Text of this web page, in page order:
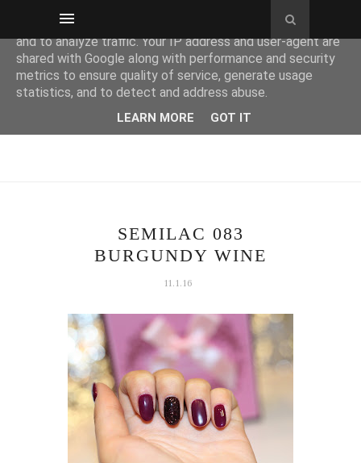
SEMILAC 083
BURGUNDY WINE
11.1.16
This site uses cookies from Google to deliver its services
and to analyze traffic. Your IP address and user-agent are
shared with Google along with performance and security
metrics to ensure quality of service, generate usage
statistics, and to detect and address abuse.
LEARN MORE GOT IT